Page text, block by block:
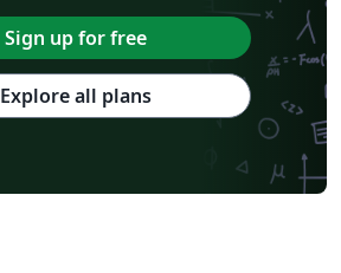
Sign up for free
Explore all plans